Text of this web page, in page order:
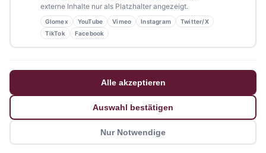
Stellenanzeigen
Datenschutzerklärung
Barrierefreiheitserklärung
externe Inhalte nur als Platzhalter angezeigt.
Glomex YouTube Vimeo Instagram
Twitter/X
TikTok
Facebook
Alle akzeptieren
Auswahl bestätigen
Nur Notwendige